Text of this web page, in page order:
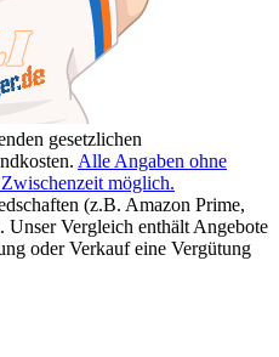
gesetzlichen
Alle Angaben ohne
möglich.
(z.B. Amazon Prime,
Unser Vergleich enthält Angebote
oder Verkauf eine Vergütung